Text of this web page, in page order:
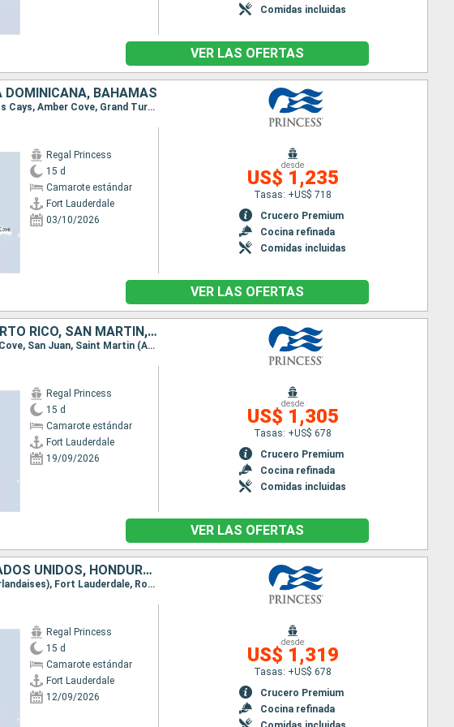
Comidas incluidas
VER LAS OFERTAS
DOMINICANA, BAHAMAS
Itinerario : Fort Lauderdale, Roatan, Belice, Cozumel, Fort Lauderdale, Princess Cays, Amber Cove, Grand Turk, Nassau, Fort Lauderdale
Regal Princess
15 d
Camarote estándar
Fort Lauderdale
03/10/2026
desde
US$ 1,235
Tasas: +US$ 718
Crucero Premium
Cocina refinada
Comidas incluidas
VER LAS OFERTAS
HONDURAS, BELICE, MÉXICO, REPÚBLICA DOMINICANA, PUERTO RICO, SAN MARTÍN, ESTADOS UNIDOS
Itinerario : Fort Lauderdale, Roatan, Belice, Cozumel, Fort Lauderdale, Amber Cove, San Juan, Saint Martin (Antilles Néerlandaises), Fort Lauderdale
Regal Princess
15 d
Camarote estándar
Fort Lauderdale
19/09/2026
desde
US$ 1,305
Tasas: +US$ 678
Crucero Premium
Cocina refinada
Comidas incluidas
VER LAS OFERTAS
REPÚBLICA DOMINICANA, PUERTO RICO, SAN MARTÍN, ESTADOS UNIDOS, HONDURAS, BELICE, MÉXICO
Itinerario : Fort Lauderdale, Amber Cove, San Juan, Saint Martin (Antilles Néerlandaises), Fort Lauderdale, Roatan, Belice, Cozumel, Fort Lauderdale
Regal Princess
15 d
Camarote estándar
Fort Lauderdale
12/09/2026
desde
US$ 1,319
Tasas: +US$ 678
Crucero Premium
Cocina refinada